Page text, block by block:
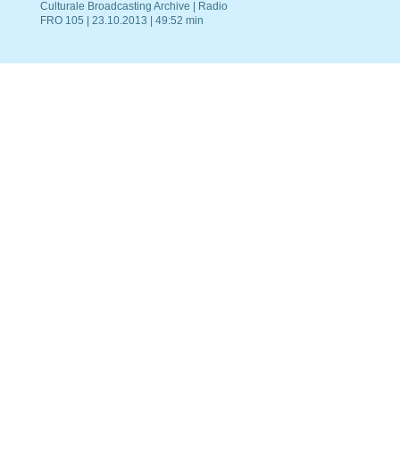
Culturale Broadcasting Archive | Radio
FRO 105 | 23.10.2013 | 49:52 min